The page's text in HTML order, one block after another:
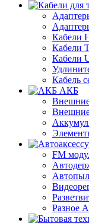
Кабели
Кабели
Кабели
Кабель
АКБ
FM
Разное